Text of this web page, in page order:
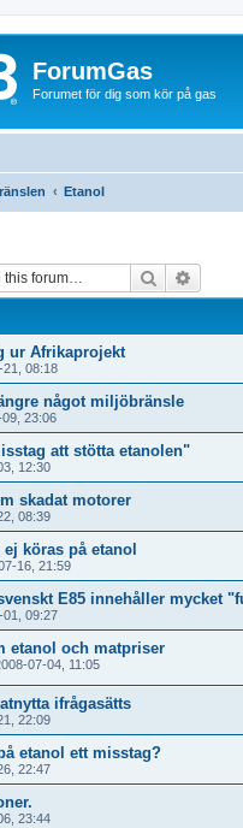
ForumGas
Forumet för dig som kör på gas
Etanol
Search
ur Afrikaprojekt
21, 08:18
något miljöbränsle
23:06
att stötta etanolen"
12:30
skadat motorer
08:39
köras på etanol
16, 21:59
E85 innehåller mycket
01, 09:27
etanol och matpriser
07-04, 11:05
ifrågasätts
22:09
etanol ett misstag?
22:47
23:44